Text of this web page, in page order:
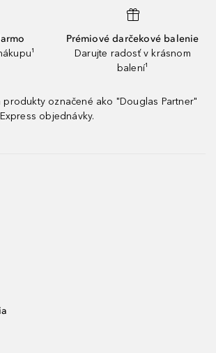
Prémiové darčekové balenie
Darujte radosť v krásnom
balení¹
produkty označené ako "Douglas Partner"
objednávky.